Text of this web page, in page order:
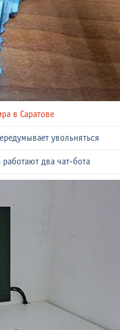
в Саратове
увольняться
два чат-бота